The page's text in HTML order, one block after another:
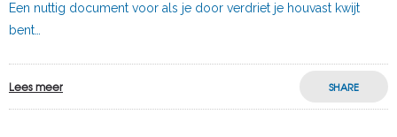
Een nuttig document voor als je door verdriet je houvast kwijt
bent…
Lees meer SHARE